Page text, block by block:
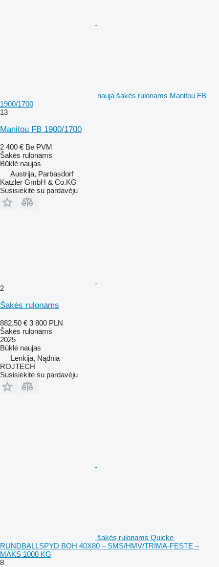
nauja šakės rulonams Manitou FB
1900/1700
13
Manitou FB 1900/1700
2 400 € Be PVM
Šakės rulonams
Būklė naujas
Austrija, Parbasdorf
Katzler GmbH & Co.KG
Susisiekite su pardavėju
2
Šakės rulonams
882,50 € 3 800 PLN
Šakės rulonams
2025
Būklė naujas
Lenkija, Nądnia
ROJTECH
Susisiekite su pardavėju
šakės rulonams Quicke
RUNDBALLSPYD BOH 40X80 – SMS/HMV/TRIMA-FESTE –
MAKS 1000 KG
8